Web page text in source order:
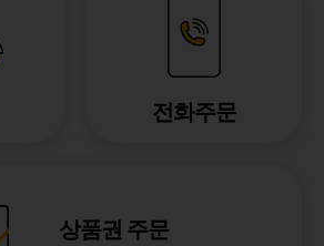
전화주문
상품권 주문